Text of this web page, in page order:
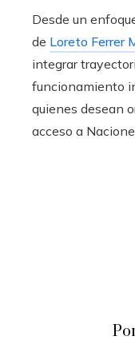
Desde un
de Loreto Ferrer
integrar
funcionamiento
quienes desean
acceso a